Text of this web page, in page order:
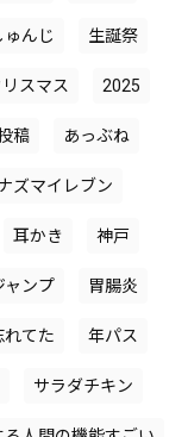
ゅんじ 生誕祭
スマス 2025
稿 あっぶね
ズマイレブン
耳かき 神戸
ャンプ 胃腸炎
れてた 年パス
サラダチキン